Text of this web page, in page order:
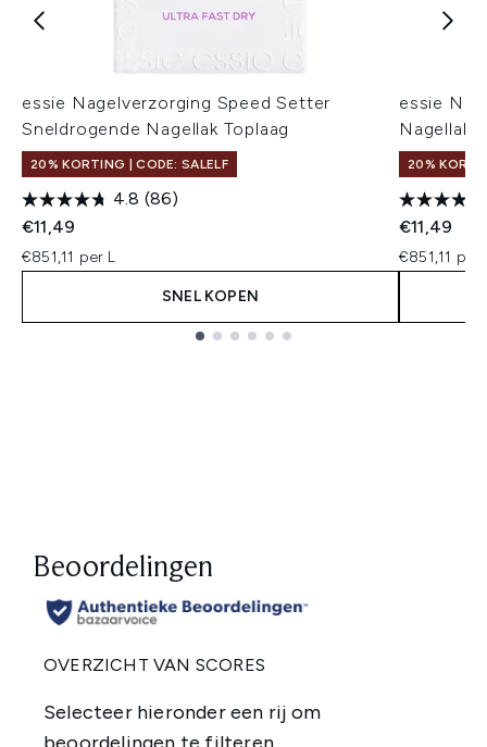
essie Nagelverzorging Speed Setter
Sneldrogende Nagellak Toplaag
20% KORTING | CODE: SALELF
4.8 (86)
€11,49
€851,11 per L
SNEL KOPEN
essie
Nagellak
20%
€11,49
€851,11 per